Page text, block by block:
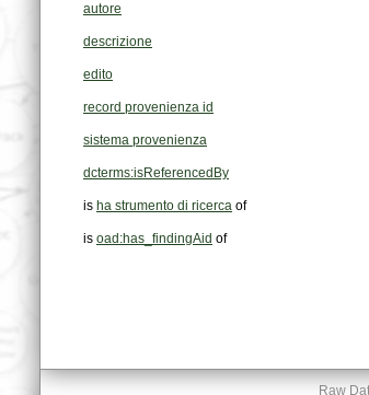
autore
descrizione
edito
record provenienza id
sistema provenienza
dcterms:isReferencedBy
is ha strumento di ricerca of
is oad:has_findingAid of
Raw